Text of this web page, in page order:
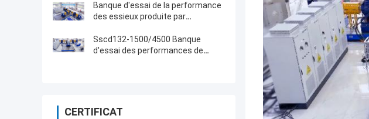
Banque d'essai de la performance
des essieux produite par
Sscd132-1500/4500 Banque
d'essai des performances de
CERTIFICAT